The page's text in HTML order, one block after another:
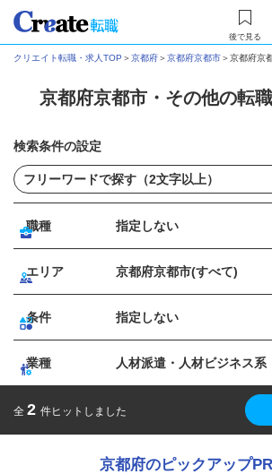
後で見る
クリエイト転職・求人TOP ＞京都府＞京都府京都市＞京都府京
京都府京都市・その他の転
検索条件の設定
職種 指定しない
エリア 京都府京都市(すべて)
条件 指定しない
業種 人材派遣・人材ビジネス系
全 2 件ヒットしました
京都府のピックアップ